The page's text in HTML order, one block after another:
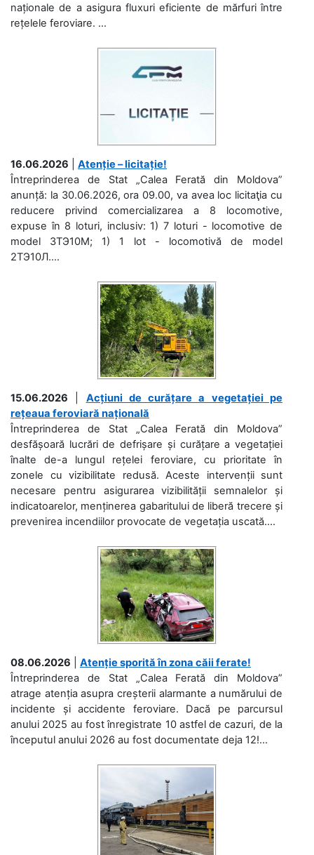
naționale de a asigura fluxuri eficiente de mărfuri între
rețelele feroviare. ...
16.06.2026
Atenție – licitație!
Întreprinderea de Stat „Calea Ferată din Moldova”
anunță: la 30.06.2026, ora 09.00, va avea loc licitaţia cu
reducere privind comercializarea a 8 locomotive,
expuse în 8 loturi, inclusiv: 1) 7 loturi - locomotive de
model 3ТЭ10М; 1) 1 lot - locomotivă de model
2ТЭ10Л....
15.06.2026
Acțiuni de curățare a vegetației pe
rețeaua feroviară națională
Întreprinderea de Stat „Calea Ferată din Moldova”
desfășoară lucrări de defrișare și curățare a vegetației
înalte de-a lungul rețelei feroviare, cu prioritate în
zonele cu vizibilitate redusă. Aceste intervenții sunt
necesare pentru asigurarea vizibilității semnalelor și
indicatoarelor, menținerea gabaritului de liberă trecere și
prevenirea incendiilor provocate de vegetația uscată....
08.06.2026
Atenție sporită în zona căii ferate!
Întreprinderea de Stat „Calea Ferată din Moldova”
atrage atenția asupra creșterii alarmante a numărului de
incidente și accidente feroviare. Dacă pe parcursul
anului 2025 au fost înregistrate 10 astfel de cazuri, de la
începutul anului 2026 au fost documentate deja 12!...